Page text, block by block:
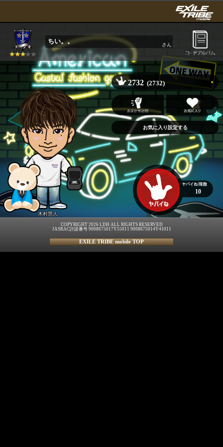
ちい。。 さん
木村慧人
2732 (2732)
10
COPYRIGHT 2026 LDH ALL RIGHTS RESERVED
JASRAC許諾番号 9008675017Y55011 9008675014Y41011
EXILE TRIBE mobile TOP